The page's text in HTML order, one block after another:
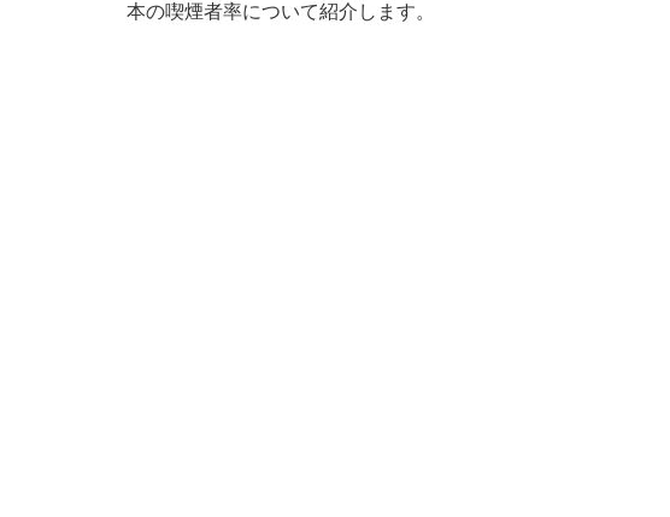
本の喫煙者率について紹介します。